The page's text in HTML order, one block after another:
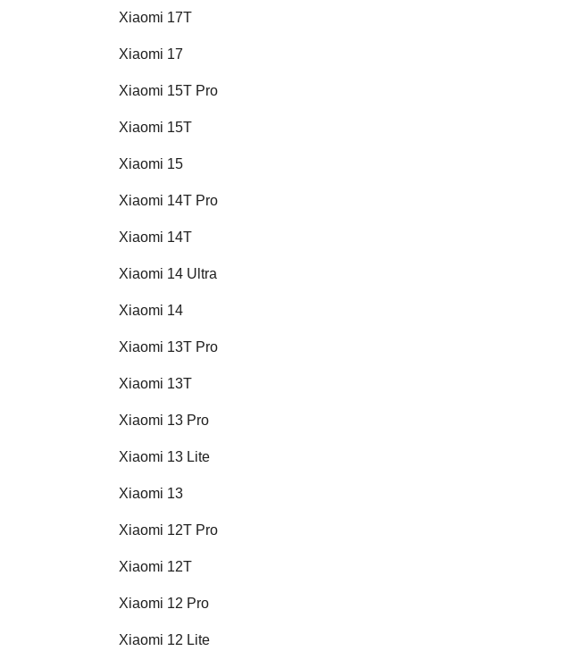
Xiaomi 17T
Xiaomi 17
Xiaomi 15T Pro
Xiaomi 15T
Xiaomi 15
Xiaomi 14T Pro
Xiaomi 14T
Xiaomi 14 Ultra
Xiaomi 14
Xiaomi 13T Pro
Xiaomi 13T
Xiaomi 13 Pro
Xiaomi 13 Lite
Xiaomi 13
Xiaomi 12T Pro
Xiaomi 12T
Xiaomi 12 Pro
Xiaomi 12 Lite